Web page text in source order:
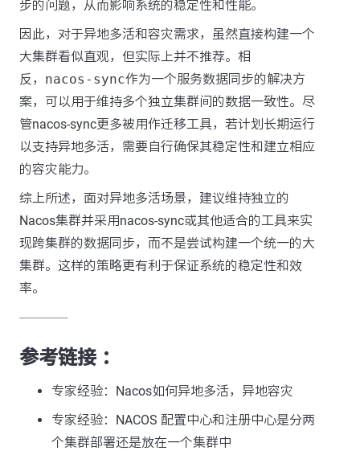
步的问题，从而影响系统的稳定性和性能。
因此，对于异地多活和容灾需求，虽然直接构建一个
大集群看似直观，但实际上并不推荐。相
反， nacos-sync作为一个服务数据同步的解决方
案，可以用于维持多个独立集群间的数据一致性。尽
管nacos-sync更多被用作迁移工具，若计划长期运行
以支持异地多活，需要自行确保其稳定性和建立相应
的容灾能力。
综上所述，面对异地多活场景，建议维持独立的
Nacos集群并采用nacos-sync或其他适合的工具来实
现跨集群的数据同步，而不是尝试构建一个统一的大
集群。这样的策略更有利于保证系统的稳定性和效
率。
---------------
参考链接 ：
专家经验：Nacos如何异地多活，异地容灾
专家经验：NACOS 配置中心和注册中心是分两
个集群部署还是放在一个集群中